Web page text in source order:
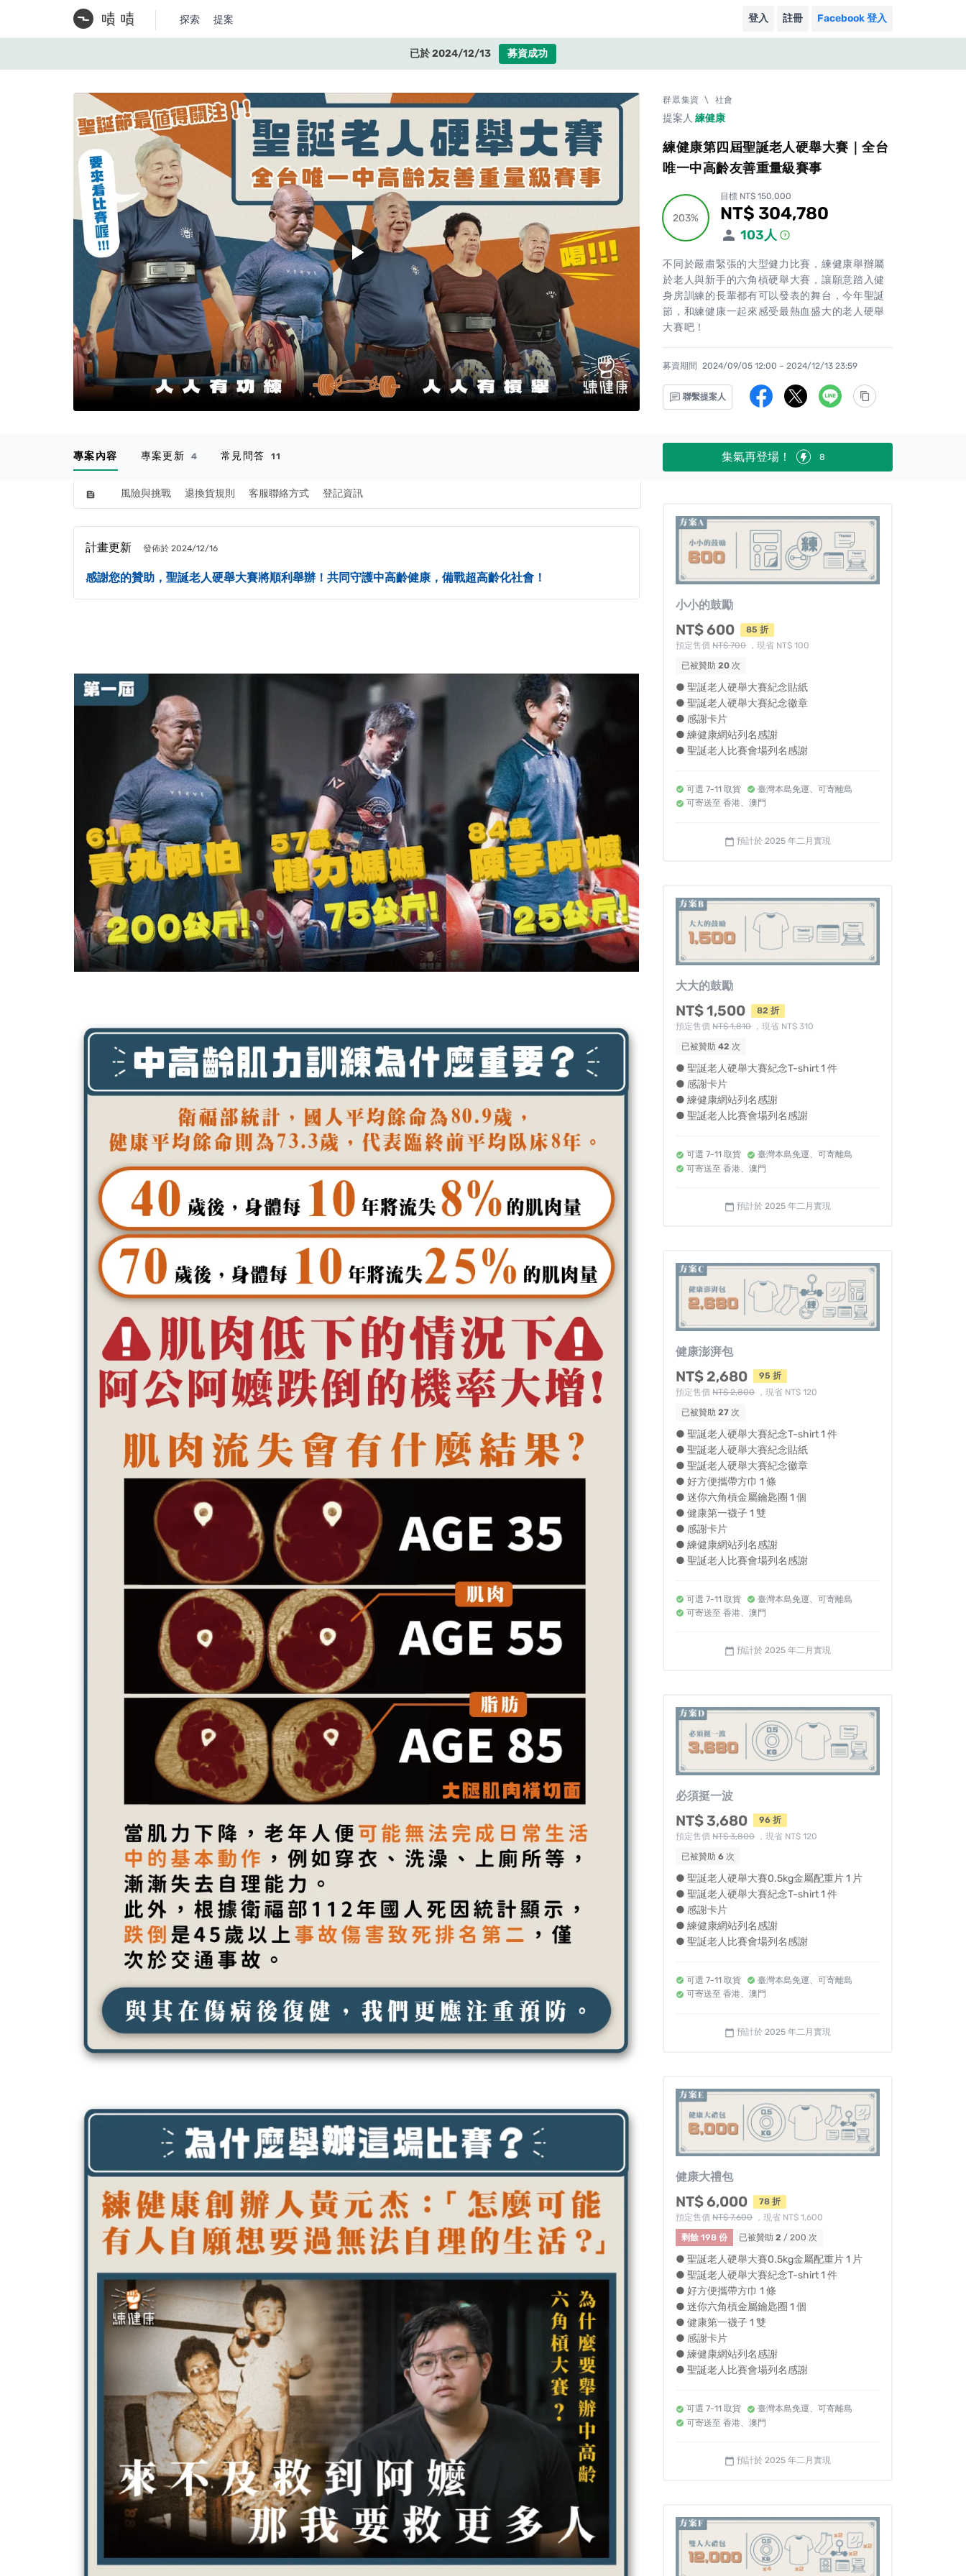
探索 提案 登入 註冊 Facebook 登入
已於 2024/12/13 募資成功
play_arrow
群眾集資 \ 社會
提案人 練健康
練健康第四屆聖誕老人硬舉大賽｜全台
唯一中高齡友善重量級賽事
203%
203%
目標 NT$ 150,000
累計集資金額
NT$ 304,780
103人
不同於嚴肅緊張的大型健力比賽，練健康舉辦屬
於老人與新手的六角槓硬舉大賽，讓願意踏入健
身房訓練的長輩都有可以發表的舞台，今年聖誕
節，和練健康一起來感受最熱血盛大的老人硬舉
大賽吧！
募資期間 2024/09/05 12:00 – 2024/12/13 23:59
聯繫提案人
feed 風險與挑戰 退換貨規則 客服聯絡方式 登記資訊
專案內容 專案更新 4 常見問答 11 集氣再登場！ 8
計畫更新 發佈於 2024/12/16
感謝您的贊助，聖誕老人硬舉大賽將順利舉辦！共同守護中高齡健康，備戰超高齡化社會！
小小的鼓勵
NT$ 600
85 折
預定售價NT$ 700，現省 NT$ 100
已被贊助20 次
● 聖誕老人硬舉大賽紀念貼紙
● 聖誕老人硬舉大賽紀念徽章
● 感謝卡片
● 練健康網站列名感謝
● 聖誕老人比賽會場列名感謝
可選 7-11 取貨
臺灣本島免運、可寄離島
可寄送至 香港、澳門
calendar_today 預計於 2025 年二月實現
大大的鼓勵
NT$ 1,500
82 折
預定售價NT$ 1,810，現省 NT$ 310
已被贊助42 次
● 聖誕老人硬舉大賽紀念T-shirt 1 件
● 感謝卡片
● 練健康網站列名感謝
● 聖誕老人比賽會場列名感謝
可選 7-11 取貨
臺灣本島免運、可寄離島
可寄送至 香港、澳門
calendar_today 預計於 2025 年二月實現
健康澎湃包
NT$ 2,680
95 折
預定售價NT$ 2,800，現省 NT$ 120
已被贊助27 次
● 聖誕老人硬舉大賽紀念T-shirt 1 件
● 聖誕老人硬舉大賽紀念貼紙
● 聖誕老人硬舉大賽紀念徽章
● 好方便攜帶方巾 1 條
● 迷你六角槓金屬鑰匙圈 1 個
● 健康第一襪子 1 雙
● 感謝卡片
● 練健康網站列名感謝
● 聖誕老人比賽會場列名感謝
可選 7-11 取貨
臺灣本島免運、可寄離島
可寄送至 香港、澳門
calendar_today 預計於 2025 年二月實現
必須挺一波
NT$ 3,680
96 折
預定售價NT$ 3,800，現省 NT$ 120
已被贊助6 次
● 聖誕老人硬舉大賽0.5kg金屬配重片 1 片
● 聖誕老人硬舉大賽紀念T-shirt 1 件
● 感謝卡片
● 練健康網站列名感謝
● 聖誕老人比賽會場列名感謝
可選 7-11 取貨
臺灣本島免運、可寄離島
可寄送至 香港、澳門
calendar_today 預計於 2025 年二月實現
健康大禮包
NT$ 6,000
78 折
預定售價NT$ 7,600，現省 NT$ 1,600
剩餘 198 份
已被贊助2 / 200 次
● 聖誕老人硬舉大賽0.5kg金屬配重片 1 片
● 聖誕老人硬舉大賽紀念T-shirt 1 件
● 好方便攜帶方巾 1 條
● 迷你六角槓金屬鑰匙圈 1 個
● 健康第一襪子 1 雙
● 感謝卡片
● 練健康網站列名感謝
● 聖誕老人比賽會場列名感謝
可選 7-11 取貨
臺灣本島免運、可寄離島
可寄送至 香港、澳門
calendar_today 預計於 2025 年二月實現